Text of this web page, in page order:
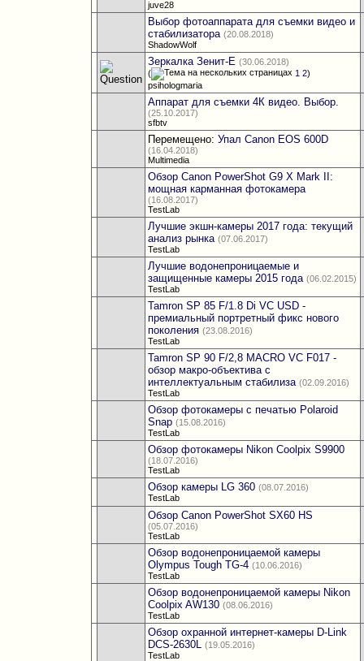
juve28
Выбор фотоаппарата для съемки видео и
стабилизатора (20.08.2018)
ShadowWolf
Зеркалка Зенит-Е (30.06.2018)
(
1 2)
psihologmaria
Аппарат для съемки 4К видео. Выбор.
(25.10.2017)
sfbtv
Перемещено: Упал Canon EOS 600D
(16.04.2018)
Multimedia
Обзор Canon PowerShot G9 X Mark II:
мощная карманная фотокамера
(16.08.2017)
TestLab
Лучшие экшн-камеры 2017 года: текущий
анализ рынка (07.06.2017)
TestLab
Лучшие водонепроницаемые и
защищенные камеры 2015 года (06.02.2015)
TestLab
Tamron SP 85 F/1.8 Di VC USD -
премиальный портретный фикс нового
поколения (23.08.2016)
TestLab
Tamron SP 90 F/2,8 MACRO VC F017 -
обзор макро-объектива с
интеллектуальным стабилиза (02.09.2016)
TestLab
Обзор фотокамеры с печатью Polaroid
Snap (15.08.2016)
TestLab
Обзор фотокамеры Nikon Coolpix S9900
(18.07.2016)
TestLab
Обзор камеры LG 360 (08.07.2016)
TestLab
Обзор Canon PowerShot SX60 HS
(05.07.2016)
TestLab
Обзор водонепроницаемой камеры
Olympus Tough TG-4 (10.06.2016)
TestLab
Обзор водонепроницаемой камеры Nikon
Coolpix AW130 (08.06.2016)
TestLab
Обзор охранной интернет-камеры D-Link
DCS-2630L (19.05.2016)
TestLab